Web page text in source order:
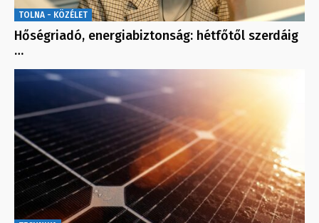
TOLNA - KÖZÉLET
Hőségriadó, energiabiztonság: hétfőtől szerdáig
…